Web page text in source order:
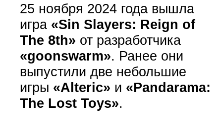
25 ноября 2024 года вышла
игра«Sin Slayers: Reign of
The 8th» от разработчика
«goonswarm». Ранее они
выпустили две небольшие
игры «Alteric» и «Pandarama:
The Lost Toys».